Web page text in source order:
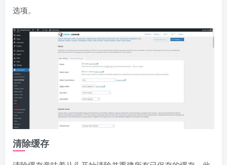
选项。
清除缓存